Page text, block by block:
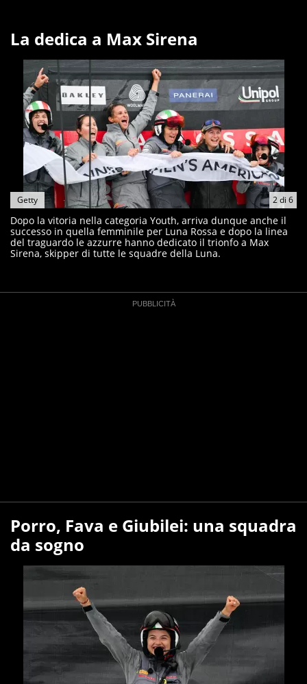
La dedica a Max Sirena
2di 6
Getty
Dopo la vitoria nella categoria Youth, arriva dunque anche il
successo in quella femminile per Luna Rossa e dopo la linea
del traguardo le azzurre hanno dedicato il trionfo a Max
Sirena, skipper di tutte le squadre della Luna.
Porro, Fava e Giubilei: una squadra
da sogno